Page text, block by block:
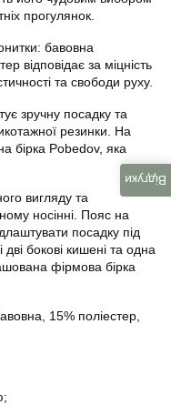
прогулянок.
бавовна
відповідає за міцність
та свободи руху.
зручну посадку та
резинки. На
бірка Pobedov, яка
вигляду та
носінні. Пояс на
посадку під
бокові кишені та одна
фірмова бірка
15% поліестер,
Відгуки